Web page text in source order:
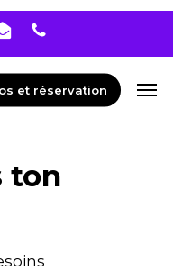
et réservation
ton
Menu